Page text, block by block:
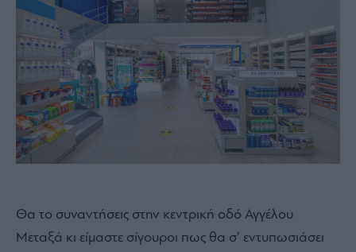
Θα το συναντήσεις στην κεντρική οδό Αγγέλου
Μεταξά κι είμαστε σίγουροι πως θα σ’ εντυπωσιάσει